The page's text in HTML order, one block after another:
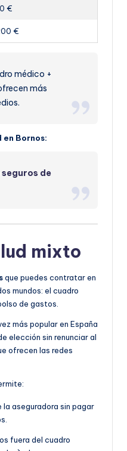
€
€
médico +
más
en Bornos:
de
mixto
que puedes contratar en
mundos: el cuadro
de gastos.
más popular en España
elección sin renunciar al
ofrecen las redes
la aseguradora sin pagar
fuera del cuadro